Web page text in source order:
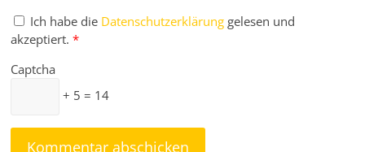
Ich habe die Datenschutzerklärung gelesen und
akzeptiert. *
Captcha
+ 5 = 14